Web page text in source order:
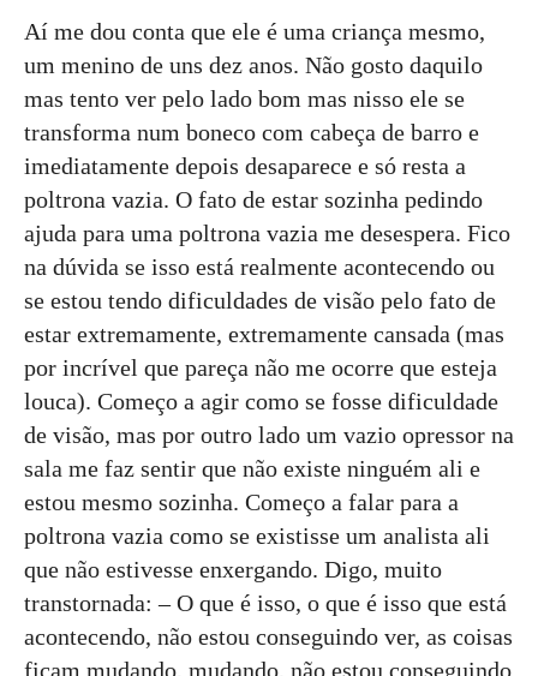
Aí me dou conta que ele é uma criança mesmo,
um menino de uns dez anos. Não gosto daquilo
mas tento ver pelo lado bom mas nisso ele se
transforma num boneco com cabeça de barro e
imediatamente depois desaparece e só resta a
poltrona vazia. O fato de estar sozinha pedindo
ajuda para uma poltrona vazia me desespera. Fico
na dúvida se isso está realmente acontecendo ou
se estou tendo dificuldades de visão pelo fato de
estar extremamente, extremamente cansada (mas
por incrível que pareça não me ocorre que esteja
louca). Começo a agir como se fosse dificuldade
de visão, mas por outro lado um vazio opressor na
sala me faz sentir que não existe ninguém ali e
estou mesmo sozinha. Começo a falar para a
poltrona vazia como se existisse um analista ali
que não estivesse enxergando. Digo, muito
transtornada: – O que é isso, o que é isso que está
acontecendo, não estou conseguindo ver, as coisas
ficam mudando, mudando, não estou conseguindo